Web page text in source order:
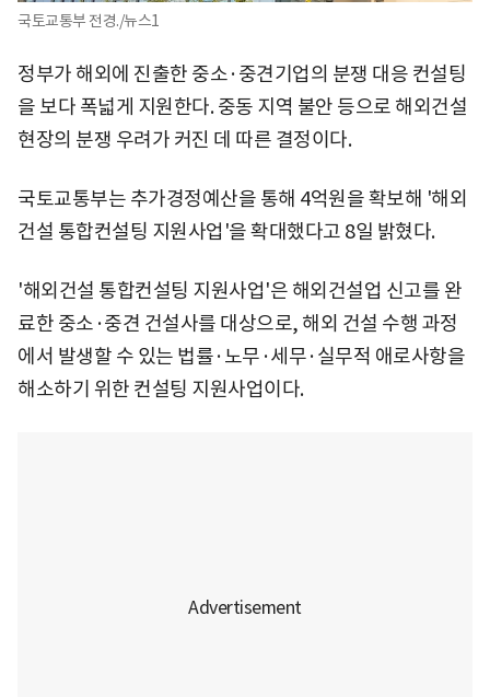
국토교통부 전경./뉴스1
정부가 해외에 진출한 중소·중견기업의 분쟁 대응 컨설팅
을 보다 폭넓게 지원한다. 중동 지역 불안 등으로 해외건설
현장의 분쟁 우려가 커진 데 따른 결정이다.
국토교통부는 추가경정예산을 통해 4억원을 확보해 '해외
건설 통합컨설팅 지원사업'을 확대했다고 8일 밝혔다.
'해외건설 통합컨설팅 지원사업'은 해외건설업 신고를 완
료한 중소·중견 건설사를 대상으로, 해외 건설 수행 과정
에서 발생할 수 있는 법률·노무·세무·실무적 애로사항을
해소하기 위한 컨설팅 지원사업이다.